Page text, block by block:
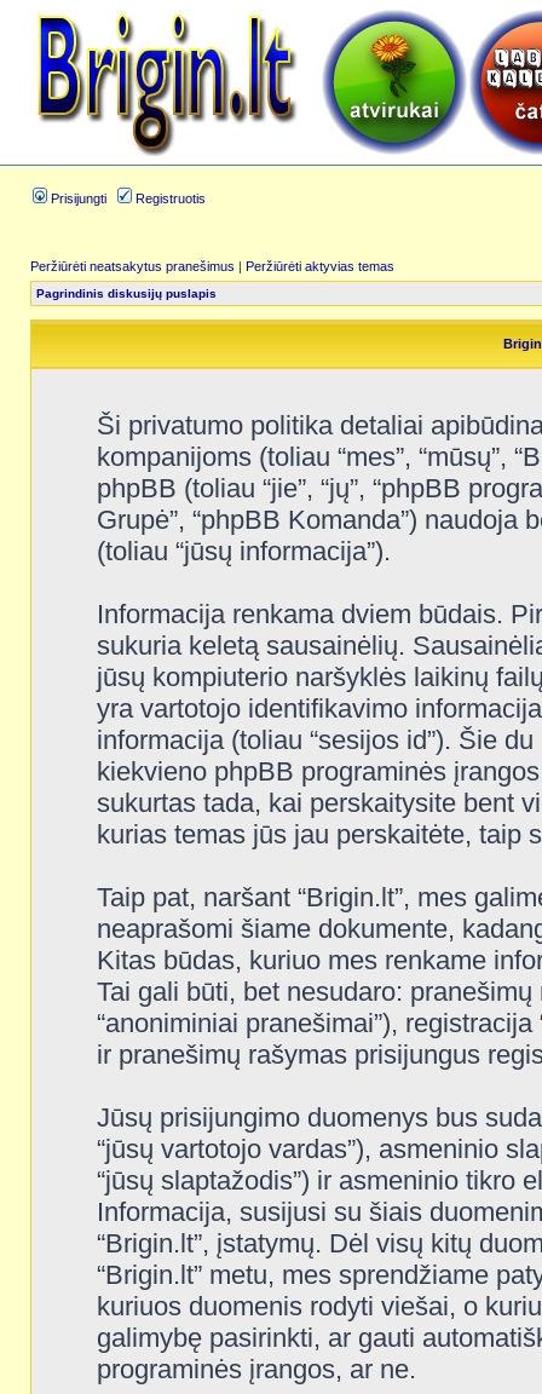
Prisijungti Registruotis
Peržiūrėti neatsakytus pranešimus | Peržiūrėti aktyvias temas
Pagrindinis diskusijų puslapis
Ši privatumo politika detaliai
kompanijoms (toliau “mes”, “mūsų”,
phpBB (toliau “jie”, “jų”, “phpBB
Grupė”, “phpBB Komanda”)
(toliau “jūsų informacija”).
Informacija renkama dviem būdais.
sukuria keletą sausainėlių.
jūsų kompiuterio naršyklės laikinų
yra vartotojo identifikavimo
informacija (toliau “sesijos id”). Šie
kiekvieno phpBB programinės
sukurtas tada, kai perskaitysite bent
kurias temas jūs jau perskaitėte, taip
Taip pat, naršant “Brigin.lt”, mes
neaprašomi šiame dokumente,
Kitas būdas, kuriuo mes renkame
Tai gali būti, bet nesudaro:
“anoniminiai pranešimai”),
ir pranešimų rašymas prisijungus
Jūsų prisijungimo duomenys bus
“jūsų vartotojo vardas”), asmeninio
“jūsų slaptažodis”) ir asmeninio tikro
Informacija, susijusi su šiais
“Brigin.lt”, įstatymų. Dėl visų kitų
“Brigin.lt” metu, mes sprendžiame
kuriuos duomenis rodyti viešai, o
galimybę pasirinkti, ar gauti
programinės įrangos, ar ne.